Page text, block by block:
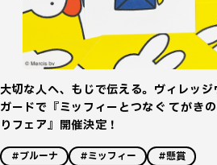
大切な人へ、もじで伝える。ヴィレッジ
ガードで『ミッフィーとつなぐ てがき
りフェア』開催決定！
#ブルーナ #ミッフィー
#懸賞